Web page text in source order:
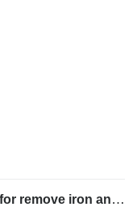
Kinglink B800 Magnetic Separator for remove iron and steels